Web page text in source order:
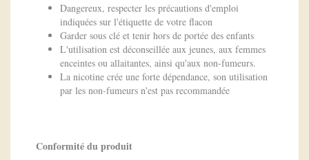
Dangereux, respecter les précautions d'emploi
indiquées sur l'étiquette de votre flacon
Garder sous clé et tenir hors de portée des enfants
L'utilisation est déconseillée aux jeunes, aux femmes
enceintes ou allaitantes, ainsi qu'aux non-fumeurs.
La nicotine crée une forte dépendance, son utilisation
par les non-fumeurs n'est pas recommandée
Conformité du produit